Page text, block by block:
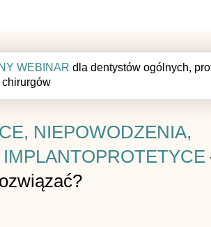
WEBINAR dla dentystów ogólnych,
NIEPOWODZENIA,